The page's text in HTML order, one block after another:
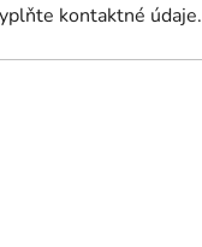
kontaktné údaje.